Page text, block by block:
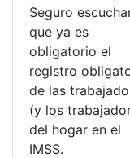
Seguro
que ya es
obligatorio el
registro
de las
(y los
del hogar en el
IMSS.